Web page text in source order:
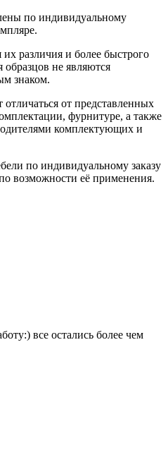
по индивидуальному
различия и более быстрого
образцов не являются
знаком.
от представленных
фурнитуре, а также
комплектующих и
по индивидуальному заказу
возможности её применения.
все остались более чем